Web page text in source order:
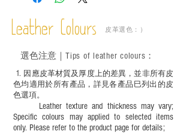
Leather Colours 皮革選色：）
1. ​ 因應皮革材質及厚度上的差異，並非所有皮
色均適用於所有產品，詳見各產品巳列出的皮
色選項。
Leather texture and thickness may vary;
Specific colours may applied to selected items
only. Please refer to the product page for details;
選色注意｜ Tips of leather colours ：